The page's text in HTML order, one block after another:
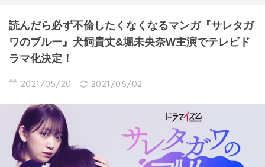
読んだら必ず不倫したくなくなるマンガ『サレタガ
ワのブルー』犬飼貴丈&堀未央奈W主演でテレビド
ラマ化決定！
2021/05/20 2021/06/02